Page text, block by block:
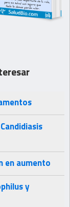
en aumento
y